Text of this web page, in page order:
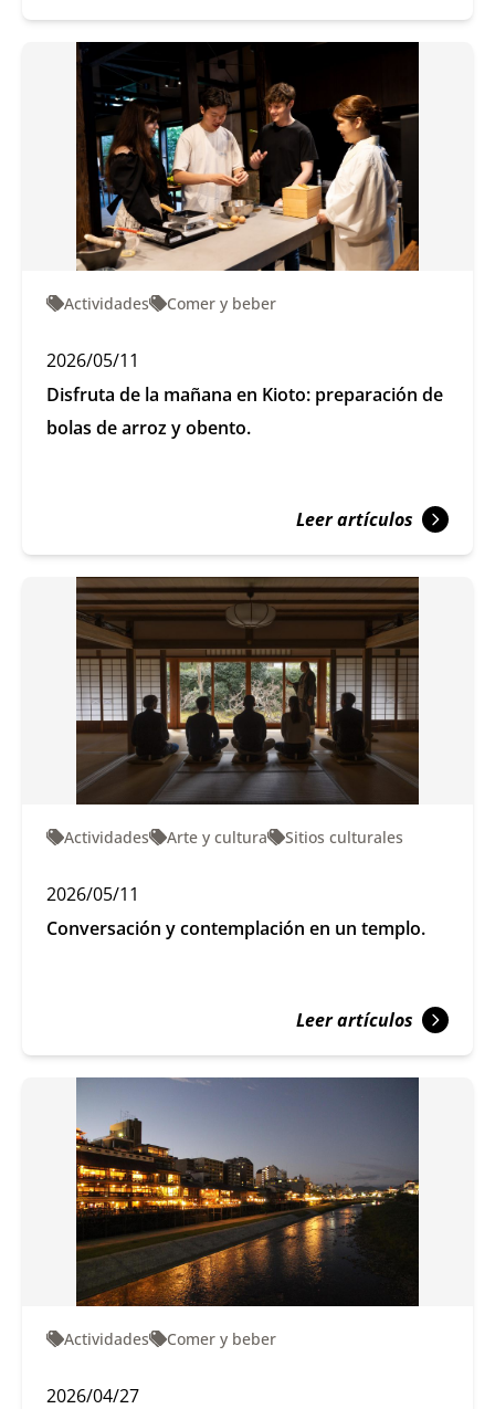
Actividades Comer y beber
2026/05/11
Disfruta de la mañana en Kioto: preparación de
bolas de arroz y obento.
Leer artículos
Actividades Arte y cultura Sitios culturales
2026/05/11
Conversación y contemplación en un templo.
Leer artículos
Actividades Comer y beber
2026/04/27